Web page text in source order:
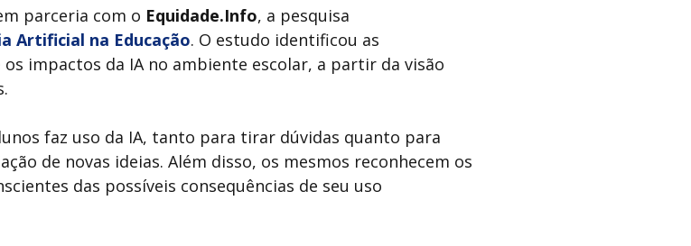
parceria com o Equidade.Info, a pesquisa
Artificial na Educação. O estudo identificou as
impactos da IA no ambiente escolar, a partir da visão
faz uso da IA, tanto para tirar dúvidas quanto para
de novas ideias. Além disso, os mesmos reconhecem os
das possíveis consequências de seu uso